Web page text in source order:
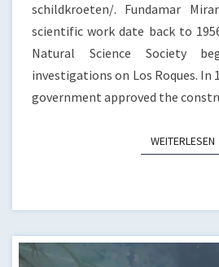
schildkroeten/. Fundamar
scientific work date back to
Natural Science Society
investigations on Los Roques. In
government approved the
WEITERLESEN